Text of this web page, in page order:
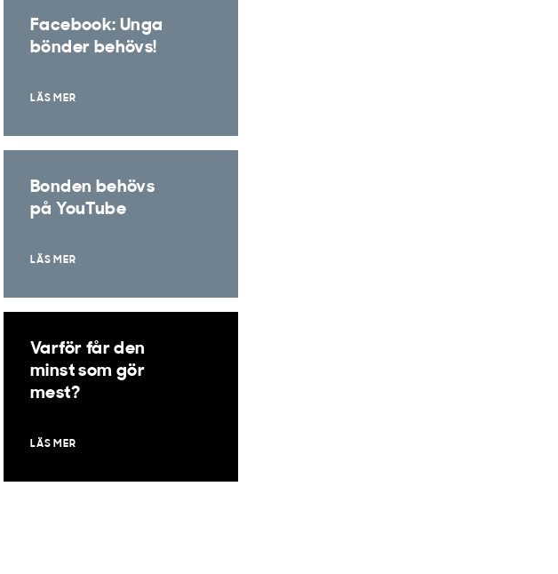
Facebook: Unga
bönder behövs!
LÄS MER
Bonden behövs
på YouTube
LÄS MER
Varför får den
minst som gör
mest?
LÄS MER